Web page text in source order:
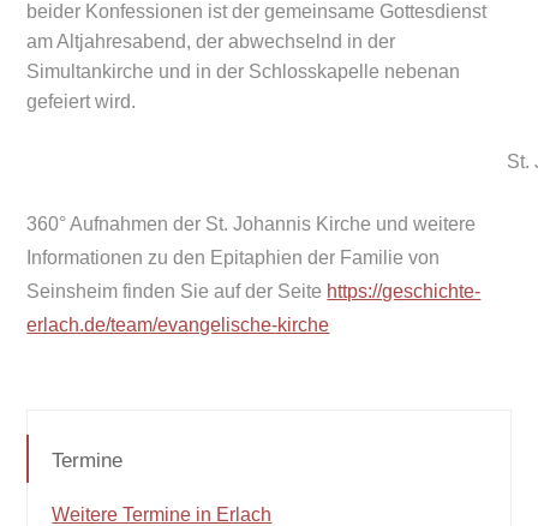
beider Konfessionen ist der gemeinsame Gottesdienst
am Altjahresabend, der abwechselnd in der
Simultankirche und in der Schlosskapelle nebenan
gefeiert wird.
St.
360° Aufnahmen der St. Johannis Kirche und weitere
Informationen zu den Epitaphien der Familie von
Seinsheim finden Sie auf der Seite https://geschichte-
erlach.de/team/evangelische-kirche
Termine
Weitere Termine in Erlach